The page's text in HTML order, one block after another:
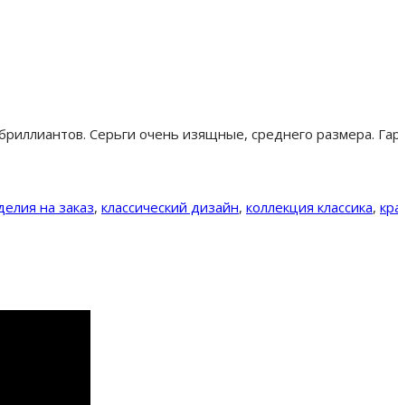
Серьги очень изящные, среднего размера.
на заказ, классический дизайн, коллекция классика,